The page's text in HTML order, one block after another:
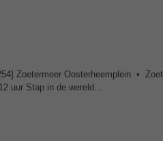
Zoetermeer Oosterheemplein •
uur Stap in de wereld...